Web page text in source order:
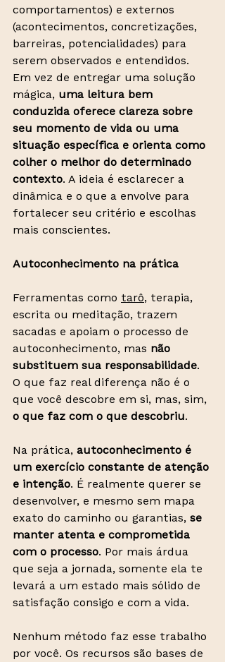
comportamentos) e externos
(acontecimentos, concretizações,
barreiras, potencialidades) para
serem observados e entendidos.
Em vez de entregar uma solução
mágica, uma leitura bem
conduzida oferece clareza sobre
seu momento de vida ou uma
situação específica e orienta como
colher o melhor do determinado
contexto. A ideia é esclarecer a
dinâmica e o que a envolve para
fortalecer seu critério e escolhas
mais conscientes.
Autoconhecimento na prática
Ferramentas como tarô, terapia,
escrita ou meditação, trazem
sacadas e apoiam o processo de
autoconhecimento, mas não
substituem sua responsabilidade.
O que faz real diferença não é o
que você descobre em si, mas, sim,
o que faz com o que descobriu.
Na prática, autoconhecimento é
um exercício constante de atenção
e intenção. É realmente querer se
desenvolver, e mesmo sem mapa
exato do caminho ou garantias, se
manter atenta e comprometida
com o processo. Por mais árdua
que seja a jornada, somente ela te
levará a um estado mais sólido de
satisfação consigo e com a vida.
Nenhum método faz esse trabalho
por você. Os recursos são bases de